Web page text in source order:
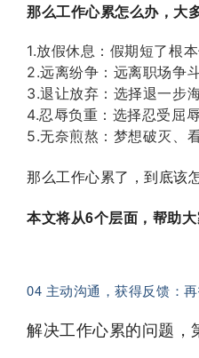
那么工作心累怎么办，大
1.放假休息：假期短了根
2.远离纷争：远离职场争
3.退让放弃：选择退一步
4.忍辱负重：选择忍受屈
5.无奈煎熬：梦想破灭、
那么工作心累了，到底该
本文将从6个层面，帮助
04 主动沟通，获得反馈：
解决工作心累的问题，